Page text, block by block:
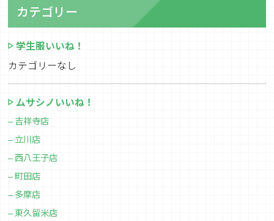
カテゴリー
学生服いいね！
カテゴリーなし
ムサシノいいね！
吉祥寺店
立川店
西八王子店
町田店
多摩店
東久留米店